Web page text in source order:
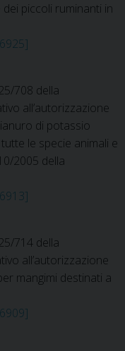
piccoli ruminanti in
708 della
all’autorizzazione
di potassio
le specie animali e
2005 della
714 della
all’autorizzazione
mangimi destinati a